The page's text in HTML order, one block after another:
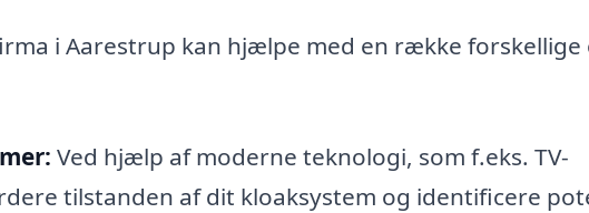
i Aarestrup kan hjælpe med en række forskellige
Ved hjælp af moderne teknologi, som f.eks. TV-
tilstanden af dit kloaksystem og identificere